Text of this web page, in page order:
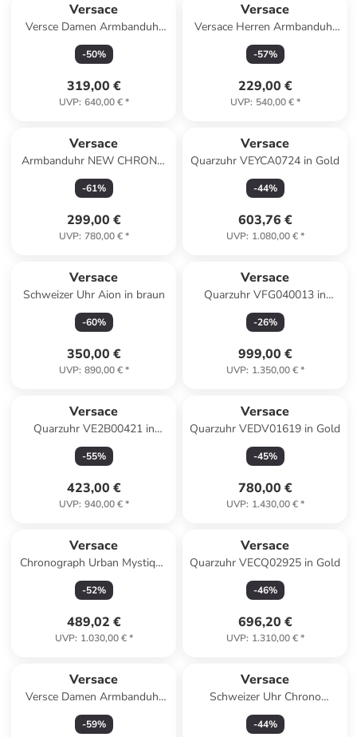
Versace
Versce Damen Armbanduhr
V-CIRCLE 38 MM VE8104922
in silber
-50%
319,00 €
UVP: 640,00 €*
Versace
Versace Herren Armbanduhr
V-CIRCLE in grau
-57%
229,00 €
UVP: 540,00 €*
Versace
Armbanduhr NEW CHRONO
silberfarben in schwarz
-61%
299,00 €
UVP: 780,00 €*
Versace
Quarzuhr VEYCA0724 in Gold
-44%
603,76 €
UVP: 1.080,00 €*
Versace
Schweizer Uhr Aion in braun
-60%
350,00 €
UVP: 890,00 €*
Versace
Quarzuhr VFG040013 in
Silber
-26%
999,00 €
UVP: 1.350,00 €*
Versace
Quarzuhr VE2B00421 in
Silber
-55%
423,00 €
UVP: 940,00 €*
Versace
Quarzuhr VEDV01619 in Gold
-45%
780,00 €
UVP: 1.430,00 €*
Versace
Chronograph Urban Mystique
Goldfarben in gold
-52%
489,02 €
UVP: 1.030,00 €*
Versace
Quarzuhr VECQ02925 in Gold
-46%
696,20 €
UVP: 1.310,00 €*
Versace
Versce Damen Armbanduhr
SPORT TECH Chronograph
40 mm VEKB00722 in gold
-59%
Versace
Schweizer Uhr Chrono
Signature gold in blau
-44%